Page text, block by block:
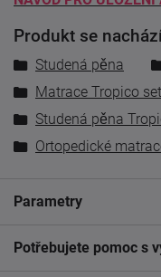
Produkt se
Studená pěna
Matrace Tropico
Studená pěna
Ortopedické
Parametry
Potřebujete pomoc s